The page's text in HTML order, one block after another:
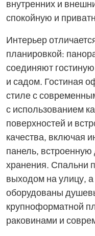
внутренних и
спокойную и
Интерьер
планировкой:
соединяют
и садом. Гостиная
стиле с
с использованием
поверхностей и
качества, включая
панель,
хранения. Спальни
выходом на улицу,
оборудованы
крупноформатной
раковинами и